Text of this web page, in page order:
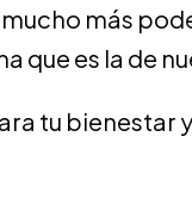
más
que es la de
tu